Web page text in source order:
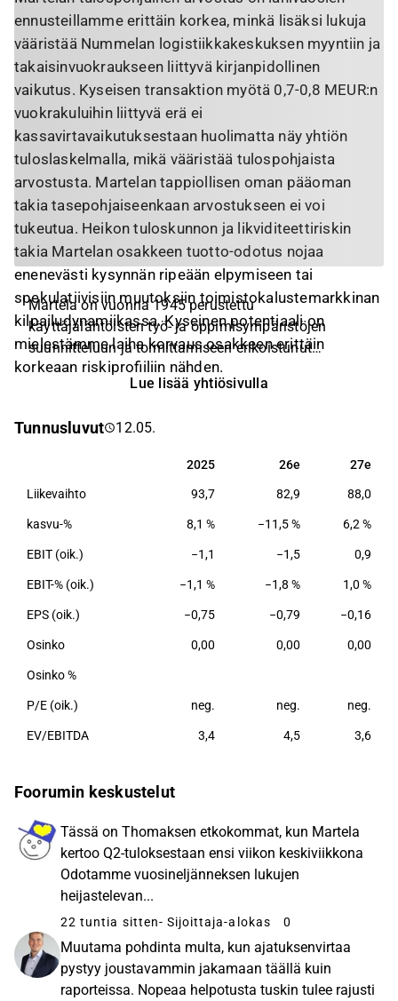
ennusteillamme erittäin korkea, minkä lisäksi lukuja
vääristää Nummelan logistiikkakeskuksen myyntiin ja
takaisinvuokraukseen liittyvä kirjanpidollinen
vaikutus. Kyseisen transaktion myötä 0,7-0,8 MEUR:n
vuokrakuluihin liittyvä erä ei
kassavirtavaikutuksestaan huolimatta näy yhtiön
tuloslaskelmalla, mikä vääristää tulospohjaista
arvostusta. Martelan tappiollisen oman pääoman
takia tasepohjaiseenkaan arvostukseen ei voi
tukeutua. Heikon tuloskunnon ja likviditeettiriskin
takia Martelan osakkeen tuotto-odotus nojaa
enenevästi kysynnän ripeään elpymiseen tai
spekulatiivisiin muutoksiin toimistokalustemarkkinan
kilpailudynamiikassa. Kyseinen potentiaali on
mielestämme laiha korvaus osakkeen erittäin
korkeaan riskiprofiiliin nähden.
Martela on vuonna 1945 perustettu
käyttäjälähtöisten työ- ja oppimisympäristöjen
suunnitteluun ja toimittamiseen erikoistunut
palveluyhtiö. Martelan tarjoama on
kokonaisvaltainen, sillä yhtiön portfolio kattaa
sisustusratkaisuiden lisäksi myös kohdetilojen
ratkaisuja jälleenmyyjäverkostonsa kautta. Tuotanto
sijaitsee Suomessa ja Puolassa.
Lue lisää yhtiösivulla
Tunnusluvut 12.05.
2025 26e 27e
2025 26e 27e
Liikevaihto 93,7 82,9 88,0
kasvu-% 8,1 % −11,5 % 6,2 %
EBIT (oik.) −1,1 −1,5 0,9
EBIT-% (oik.) −1,1 % −1,8 % 1,0 %
EPS (oik.) −0,75 −0,79 −0,16
Osinko 0,00 0,00 0,00
Osinko %
P/E (oik.) neg. neg. neg.
EV/EBITDA 3,4 4,5 3,6
Foorumin keskustelut
Tässä on Thomaksen etkokommat, kun Martela
kertoo Q2-tuloksestaan ensi viikon keskiviikkona
Odotamme vuosineljänneksen lukujen
heijastelevan...
22 tuntia sitten- Sijoittaja-alokas 0
Muutama pohdinta multa, kun ajatuksenvirtaa
pystyy joustavammin jakamaan täällä kuin
raporteissa. Nopeaa helpotusta tuskin tulee rajusti